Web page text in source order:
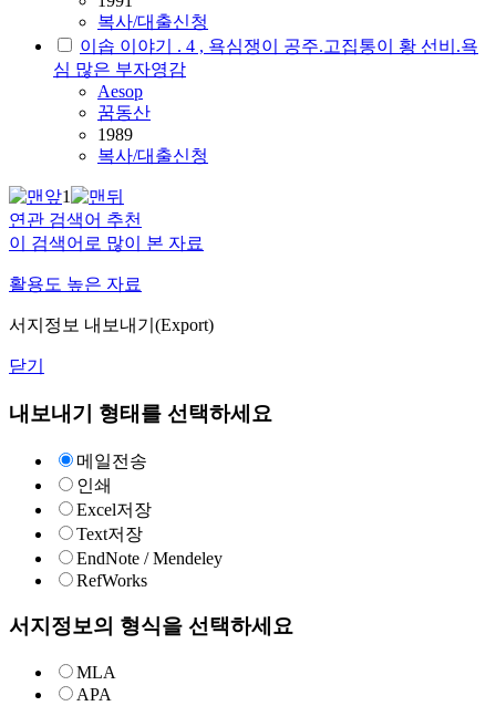
복사/대출신청
이솝 이야기 . 4 , 욕심쟁이 공주.고집통이 황 선비.욕
심 많은 부자영감
Aesop
꿈동산
1989
복사/대출신청
1
연관 검색어 추천
이 검색어로 많이 본 자료
활용도 높은 자료
서지정보 내보내기(Export)
닫기
내보내기 형태를 선택하세요
메일전송
인쇄
Excel저장
Text저장
EndNote / Mendeley
RefWorks
서지정보의 형식을 선택하세요
MLA
APA